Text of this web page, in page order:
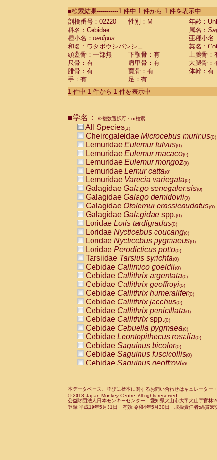
CebidaeSaguinus labiatus(0)
Cebidae Saguinus leucopus (0)
Cebidae
Cebidae
CebidaeSaguinus nigricollis (0)
Cebidae Saguinus oedipus
Cebidae Saguinus weddelli
Cebidae Saguinusspp.
Cebidae Aotus trivirgatus
Cebidae Cebus albifrons
CebidaeCebus nigrivittatus
CebidaeCebus
CebidaeSaimiri boliviensis(0)
CebidaeSaimiri sciureus(0)
AtelidaeAlouatta caraya(0)
AtelidaeAlouatta fusca(0)
AtelidaeAlouatta seniculus
AtelidaeAlouattaspp.(0)
AtelidaeAteles belzebuth(0)
AtelidaeAteles geoffroyi(0)
AtelidaeAteles paniscus(0)
AtelidaeAtelesspp.(0)
Atelidae Lagothrix lagothricha
AtelidaeLagothrix lagothricha cana
PitheciidaeCacajao calvus
PitheciidaeCallicebus cupreus
PitheciidaeCallicebus donacophilus
PitheciidaeCallicebus moloch
PitheciidaeCallicebus torquatus
PitheciidaeCallicebusspp.(0)
PitheciidaeChiropotes satanas(0)
PitheciidaePithecia monachus
PitheciidaePithecia pithecia(0)
CercopithecidaeCercocebus agilis
CercopithecidaeCercocebus
CercopithecidaeCercocebus
CercopithecidaeCercocebus
CercopithecidaeCercocebus
CercopithecidaeCercocebushybrid
CercopithecidaePapio anubis(0)
CercopithecidaePapio cynocephalus
CercopithecidaePapio hamadryas(0)
■検索結果-----------1 件中 1 件から 1 件を表示中
剖検番号：02220
性別：M
年齢：
科名：Cebidae
属名：
種小名： oedipus
亜種小名
和名：ワタボウシパンシェ
英名：
頭蓋骨：一部無
下顎骨：有
上腕骨：
尺骨：有
肩甲骨：有
大腿骨：
腓骨：有
寛骨：有
体幹：有
手：有
足：有
1 件中 1 件から 1 件を表示中
■学名： ※複数選択可・or検索
All Species(1)
Cheirogaleidae Microcebus murinus(0)
Lemuridae Eulemur fulvus(0)
Lemuridae Eulemur macaco(0)
Lemuridae Eulemur mongoz(0)
Lemuridae Lemur catta(0)
Lemuridae Varecia variegata(0)
Galagidae Galago senegalensis(0)
Galagidae Galago demidovii(0)
Galagidae Otolemur crassicaudatus(0)
Galagidae Galagidae spp.(0)
Loridae Loris tardigradus(0)
Loridae Nycticebus coucang(0)
Loridae Nycticebus pygmaeus(0)
Loridae Perodicticus potto(0)
Tarsiidae Tarsius syrichta(0)
Cebidae Callimico goeldii(0)
Cebidae Callithrix argentata(0)
Cebidae Callithrix geoffroyi(0)
Cebidae Callithrix humeralifer(0)
Cebidae Callithrix jacchus(0)
Cebidae Callithrix penicillata(0)
Cebidae Callithrixspp.(0)
Cebidae Cebuella pygmaea(0)
Cebidae Leontopithecus rosalia(0)
Cebidae Saguinus bicolor(0)
Cebidae Saguinus fuscicollis(0)
Cebidae Saguinus geoffroyi(0)
CebidaeSaguinus leucopus(0)
CebidaeSaguinus midas(0)
Cebidae Saguinus mystax(0)
本データベース、並びに標本に関するお問い合わせはキュレータ
© 2013 Japan Monkey Centre. All rights reserved.
公益財団法人日本モンキーセンター 愛知県犬山市大字犬山字官
登録:平成19年5月31日 有効:令和4年5月30日 取扱責任者:綿貫宏